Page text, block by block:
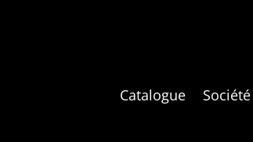
Catalogue Société